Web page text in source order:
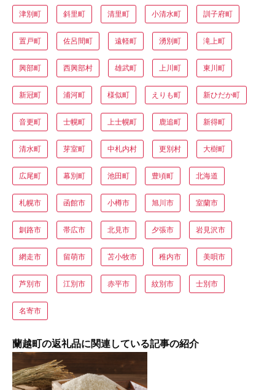
津別町 斜里町 清里町 小清水町 訓子府町
置戸町 佐呂間町 遠軽町 湧別町 滝上町
興部町 西興部村 雄武町 上川町 東川町
新冠町 浦河町 様似町 えりも町 新ひだか町
音更町 士幌町 上士幌町 鹿追町 新得町
清水町 芽室町 中札内村 更別村 大樹町
広尾町 幕別町 池田町 豊頃町 北海道
札幌市 函館市 小樽市 旭川市 室蘭市
釧路市 帯広市 北見市 夕張市 岩見沢市
網走市 留萌市 苫小牧市 稚内市 美唄市
芦別市 江別市 赤平市 紋別市 士別市
名寄市
蘭越町の返礼品に関連している記事の紹介